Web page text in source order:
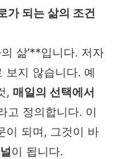
가 되는 삶의 조건
삶’**입니다. 저자
보지 않습니다. 예
, 매일의 선택에서
고 정의합니다. 이
이 되며, 그것이 바
이 됩니다.